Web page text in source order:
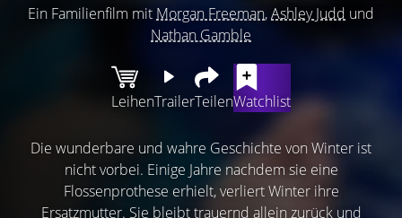
Ein Familienfilm mit Morgan Freeman,Ashley Judd und
Nathan Gamble
LeihenTrailerTeilenWatchlist
Die wunderbare und wahre Geschichte von Winter ist
nicht vorbei. Einige Jahre nachdem sie eine
Flossenprothese erhielt, verliert Winter ihre
Ersatzmutter. Sie bleibt trauernd allein zurück und